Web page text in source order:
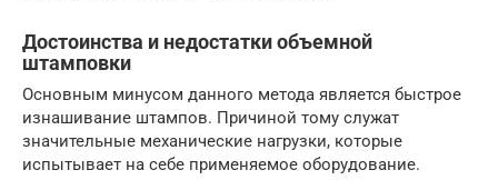
Достоинства и недостатки объемной
штамповки
Основным минусом данного метода является быстрое
изнашивание штампов. Причиной тому служат
значительные механические нагрузки, которые
испытывает на себе применяемое оборудование.